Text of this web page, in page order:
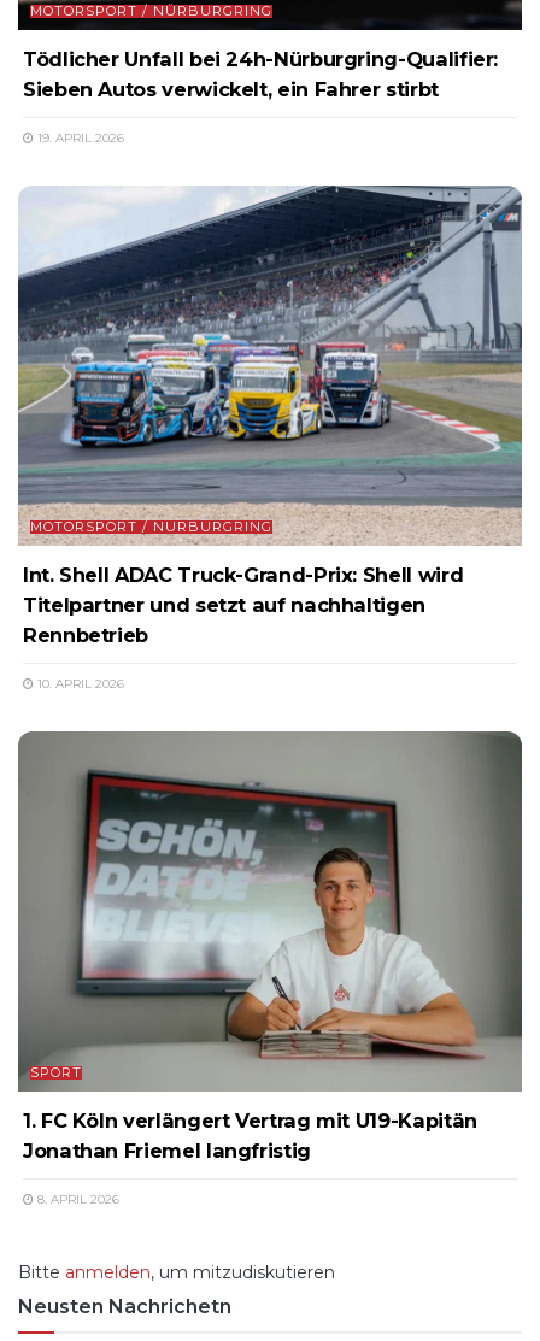
MOTORSPORT / NÜRBURGRING
Tödlicher Unfall bei 24h-Nürburgring-Qualifier:
Sieben Autos verwickelt, ein Fahrer stirbt
19. APRIL 2026
MOTORSPORT / NÜRBURGRING
Int. Shell ADAC Truck-Grand-Prix: Shell wird
Titelpartner und setzt auf nachhaltigen
Rennbetrieb
10. APRIL 2026
SPORT
1. FC Köln verlängert Vertrag mit U19-Kapitän
Jonathan Friemel langfristig
8. APRIL 2026
Bitte anmelden, um mitzudiskutieren
Neusten Nachrichetn